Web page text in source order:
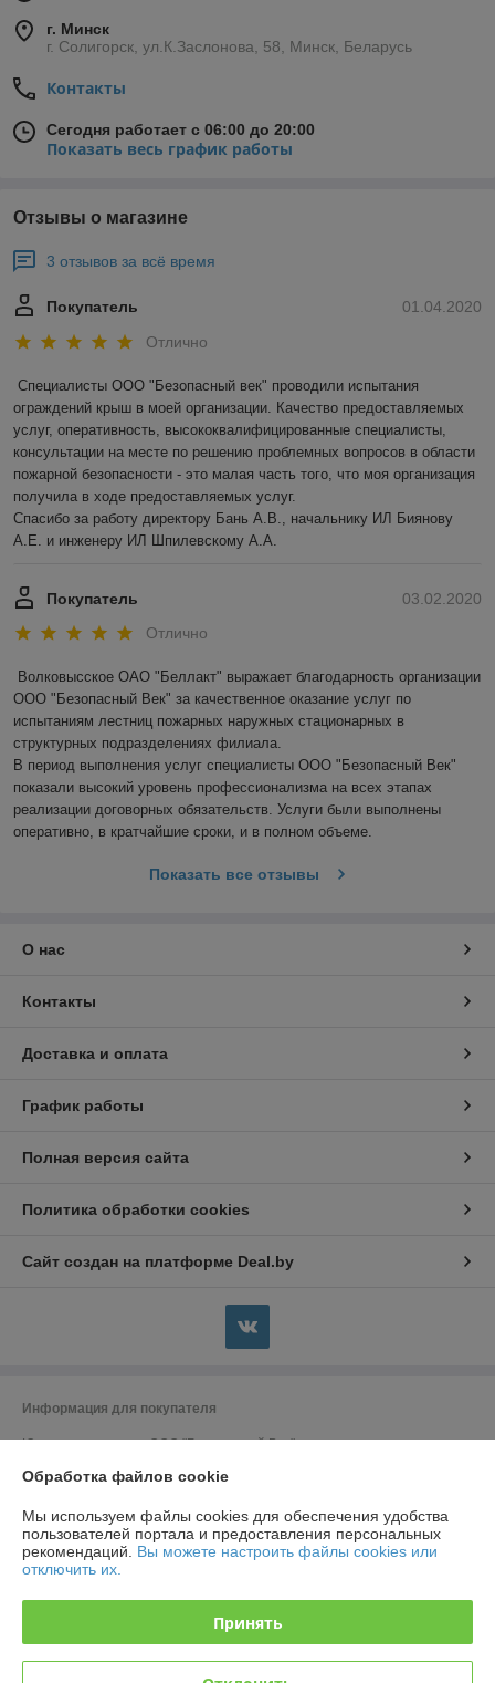
г. Минск
г. Солигорск, ул.К.Заслонова, 58, Минск, Беларусь
Контакты
Сегодня работает с 06:00 до 20:00
Показать весь график работы
Отзывы о магазине
3 отзывов за всё время
01.04.2020
Покупатель
Отлично
Специалисты ООО "Безопасный век" проводили испытания
ограждений крыш в моей организации. Качество предоставляемых
услуг, оперативность, высококвалифицированные специалисты,
консультации на месте по решению проблемных вопросов в области
пожарной безопасности - это малая часть того, что моя организация
получила в ходе предоставляемых услуг.
Спасибо за работу директору Бань А.В., начальнику ИЛ Биянову
А.Е. и инженеру ИЛ Шпилевскому А.А.
03.02.2020
Покупатель
Отлично
Волковысское ОАО "Беллакт" выражает благодарность организации
ООО "Безопасный Век" за качественное оказание услуг по
испытаниям лестниц пожарных наружных стационарных в
структурных подразделениях филиала.
В период выполнения услуг специалисты ООО "Безопасный Век"
показали высокий уровень профессионализма на всех этапах
реализации договорных обязательств. Услуги были выполнены
оперативно, в кратчайшие сроки, и в полном объеме.
Показать все отзывы
О нас
Контакты
Доставка и оплата
График работы
Полная версия сайта
Политика обработки cookies
Сайт создан на платформе Deal.by
Информация для покупателя
Юридическое лицо:ООО "Безопасный Век"
ул. Константина Заслонова, д. 58
Регистрационный номер ЕГР: 691988662
УНП: 691988662
Дата регистрации компании: 21.03.2018
Обработка файлов cookie
Мы используем файлы cookies для обеспечения удобства
пользователей портала и предоставления персональных
рекомендаций. Вы можете настроить файлы cookies или
отключить их.
Принять